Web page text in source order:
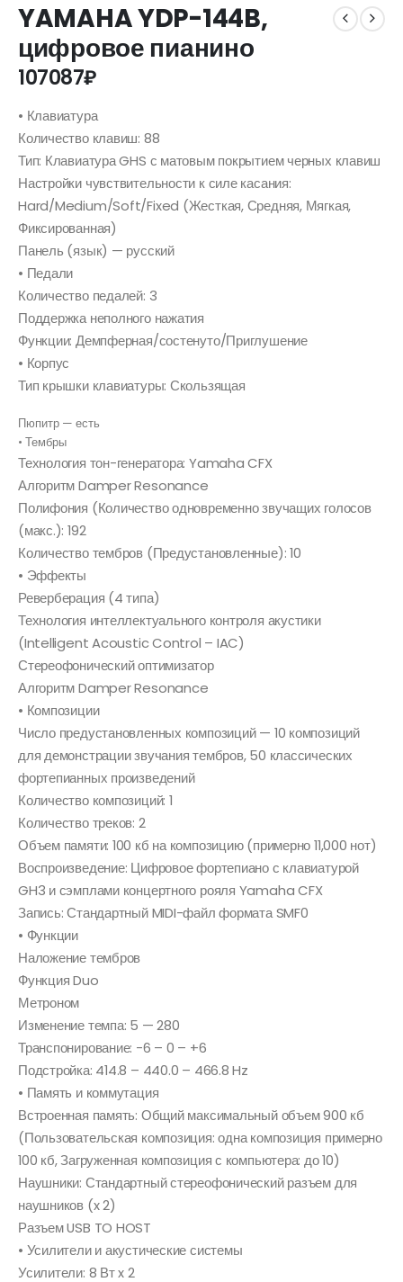
YAMAHA YDP-144B,
цифровое пианино
107087₽
• Клавиатура
Количество клавиш: 88
Тип: Клавиатура GHS с матовым покрытием черных клавиш
Настройки чувствительности к силе касания:
Hard/Medium/Soft/Fixed (Жесткая, Средняя, Мягкая,
Фиксированная)
Панель (язык) — русский
• Педали
Количество педалей: 3
Поддержка неполного нажатия
Функции: Демпферная/состенуто/Приглушение
• Корпус
Тип крышки клавиатуры: Скользящая
Пюпитр — есть
• Тембры
Технология тон-генератора: Yamaha CFX
Алгоритм Damper Resonance
Полифония (Количество одновременно звучащих голосов
(макс.): 192
Количество тембров (Предустановленные): 10
• Эффекты
Реверберация (4 типа)
Технология интеллектуального контроля акустики
(Intelligent Acoustic Control – IAC)
Стереофонический оптимизатор
Алгоритм Damper Resonance
• Композиции
Число предустановленных композиций — 10 композиций
для демонстрации звучания тембров, 50 классических
фортепианных произведений
Количество композиций: 1
Количество треков: 2
Объем памяти: 100 кб на композицию (примерно 11,000 нот)
Воспроизведение: Цифровое фортепиано с клавиатурой
GH3 и сэмплами концертного рояля Yamaha CFX
Запись: Стандартный MIDI-файл формата SMF0
• Функции
Наложение тембров
Функция Duo
Метроном
Изменение темпа: 5 — 280
Транспонирование: -6 – 0 – +6
Подстройка: 414.8 – 440.0 – 466.8 Hz
• Память и коммутация
Встроенная память: Общий максимальный объем 900 кб
(Пользовательская композиция: одна композиция примерно
100 кб, Загруженная композиция с компьютера: до 10)
Наушники: Стандартный стереофонический разъем для
наушников (x 2)
Разъем USB TO HOST
• Усилители и акустические системы
Усилители: 8 Вт x 2